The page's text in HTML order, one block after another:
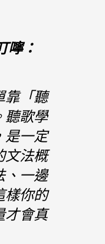
嚀：
靠「聽
聽歌學
是一定
文法概
、一邊
樣你的
才會真